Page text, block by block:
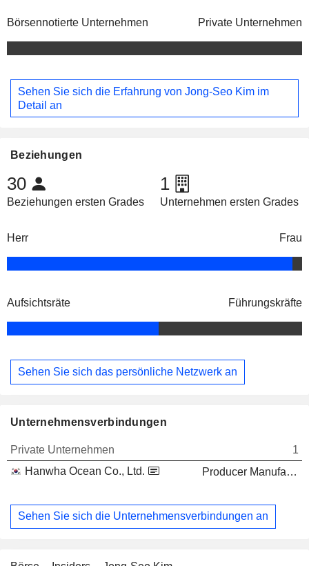
Börsennotierte Unternehmen Private Unternehmen
Sehen Sie sich die Erfahrung von Jong-Seo Kim im
Detail an
Beziehungen
30
Beziehungen ersten Grades
1
Unternehmen ersten Grades
Herr Frau
Aufsichtsräte Führungskräfte
Sehen Sie sich das persönliche Netzwerk an
Unternehmensverbindungen
Private Unternehmen
1
Hanwha Ocean Co., Ltd.
Producer Manufacturing
Sehen Sie sich die Unternehmensverbindungen an